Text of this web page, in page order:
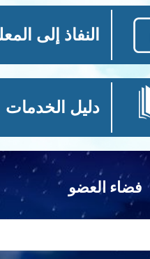
النفاذ إلى
دليل الخدمات
فضاء العضو